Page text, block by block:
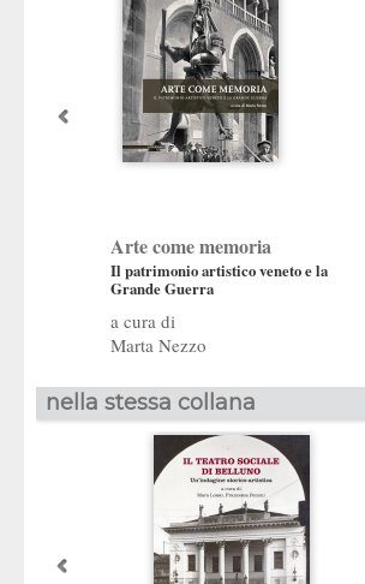
Arte come memoria
Il patrimonio artistico veneto e la
Grande Guerra
Marta Nezzo
nella stessa collana